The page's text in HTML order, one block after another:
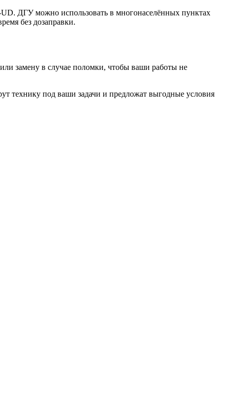
ДГУ можно использовать в многонаселённых пунктах
без дозаправки.
замену в случае поломки, чтобы ваши работы не
технику под ваши задачи и предложат выгодные условия